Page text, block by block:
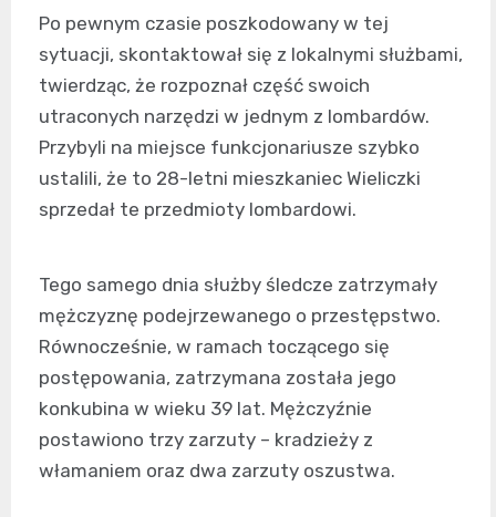
Po pewnym czasie poszkodowany w tej
sytuacji, skontaktował się z lokalnymi służbami,
twierdząc, że rozpoznał część swoich
utraconych narzędzi w jednym z lombardów.
Przybyli na miejsce funkcjonariusze szybko
ustalili, że to 28-letni mieszkaniec Wieliczki
sprzedał te przedmioty lombardowi.
Tego samego dnia służby śledcze zatrzymały
mężczyznę podejrzewanego o przestępstwo.
Równocześnie, w ramach toczącego się
postępowania, zatrzymana została jego
konkubina w wieku 39 lat. Mężczyźnie
postawiono trzy zarzuty – kradzieży z
włamaniem oraz dwa zarzuty oszustwa.